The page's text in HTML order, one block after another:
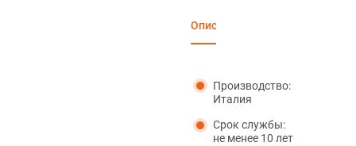
Описание
Производство:
Италия
Срок службы:
не менее 10 лет